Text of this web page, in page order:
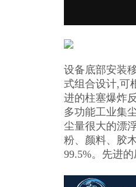
设备底部安装
式组合设计,可
进的柱塞爆炸
多功能工业集
尘量很大的漂
粉、颜料、胶
99.5%。先进